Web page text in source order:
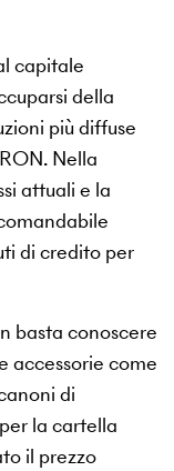
capitale
della
più diffuse
Nella
attuali e la
di credito per
basta conoscere
accessorie come
di
la cartella
il prezzo